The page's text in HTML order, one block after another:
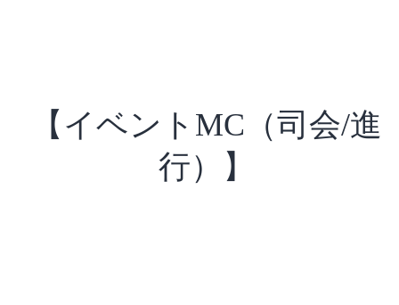
【イベントMC（司会/進
行）】